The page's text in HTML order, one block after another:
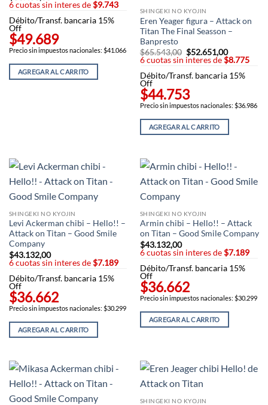
6 cuotas sin interes de$9.743
Débito/Transf. bancaria 15%
Off
$49.689
Precio sin impuestos nacionales: $41.066
AGREGAR AL CARRITO
SHINGEKI NO KYOJIN
Eren Yeager figura – Attack on
Titan The Final Seasson –
Banpresto
$65.543,00 El
precio
era:
$52.651,00El
precio
es:
6 cuotas sin interes de$8.775
Débito/Transf. bancaria 15%
Off
$44.753
Precio sin impuestos nacionales: $36.986
AGREGAR AL CARRITO
SHINGEKI NO KYOJIN
Levi Ackerman chibi – Hello!! –
Attack on Titan – Good Smile
Company
$43.132,00
6 cuotas sin interes de$7.189
Débito/Transf. bancaria 15%
Off
$36.662
Precio sin impuestos nacionales: $30.299
AGREGAR AL CARRITO
SHINGEKI NO KYOJIN
Armin chibi – Hello!! – Attack
on Titan – Good Smile Company
$43.132,00
6 cuotas sin interes de$7.189
Débito/Transf. bancaria 15%
Off
$36.662
Precio sin impuestos nacionales: $30.299
AGREGAR AL CARRITO
SHINGEKI NO KYOJIN